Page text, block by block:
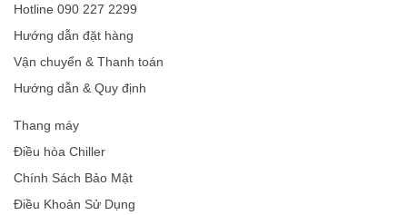
Hotline 090 227 2299
Hướng dẫn đặt hàng
Vận chuyển & Thanh toán
Hướng dẫn & Quy định
Thang máy
Điều hòa Chiller
Chính Sách Bảo Mật
Điều Khoản Sử Dụng